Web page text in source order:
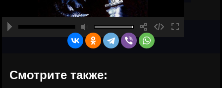
Смотрите также: